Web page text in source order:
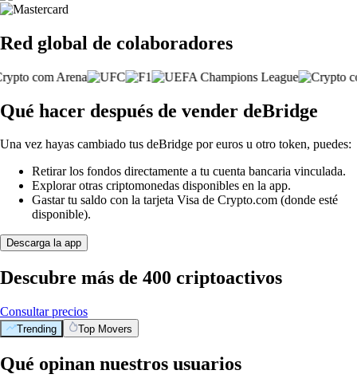
Red global de colaboradores
Qué hacer después de vender deBridge
Una vez hayas cambiado tus deBridge por euros u otro token, puedes:
Retirar los fondos directamente a tu cuenta bancaria vinculada.
Explorar otras criptomonedas disponibles en la app.
Gastar tu saldo con la tarjeta Visa de Crypto.com (donde esté
disponible).
Descarga la app
Descubre más de 400 criptoactivos
Consultar precios
Trending Top Movers
Qué opinan nuestros usuarios